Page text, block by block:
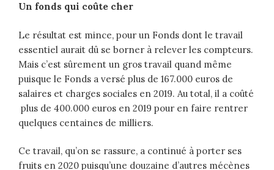
Un fonds qui coûte cher
Le résultat est mince, pour un Fonds dont le travail
essentiel aurait dû se borner à relever les compteurs.
Mais c’est sûrement un gros travail quand même
puisque le Fonds a versé plus de 167.000 euros de
salaires et charges sociales en 2019. Au total, il a coûté
plus de 400.000 euros en 2019 pour en faire rentrer
quelques centaines de milliers.
Ce travail, qu’on se rassure, a continué à porter ses
fruits en 2020 puisqu’une douzaine d’autres mécènes